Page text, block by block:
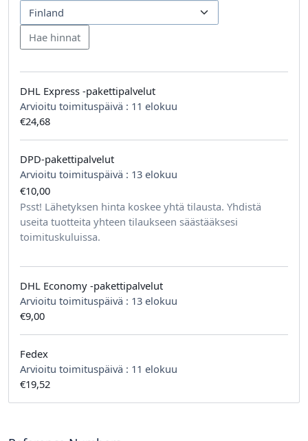
DHL Express -pakettipalvelut
Arvioitu toimituspäivä : 11 elokuu
€24,68
DPD-pakettipalvelut
Arvioitu toimituspäivä : 13 elokuu
€10,00
Psst! Lähetyksen hinta koskee yhtä tilausta. Yhdistä
useita tuotteita yhteen tilaukseen säästääksesi
toimituskuluissa.
DHL Economy -pakettipalvelut
Arvioitu toimituspäivä : 13 elokuu
€9,00
Fedex
Arvioitu toimituspäivä : 11 elokuu
€19,52